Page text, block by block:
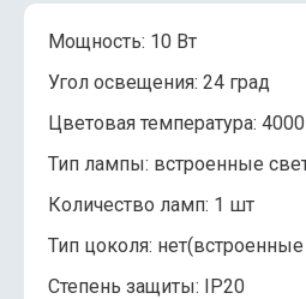
Мощность: 10 Вт
Угол освещения: 24 град
Цветовая температура:
Тип лампы: встроенные
Количество ламп: 1 шт
Тип цоколя:
Степень защиты: IP20